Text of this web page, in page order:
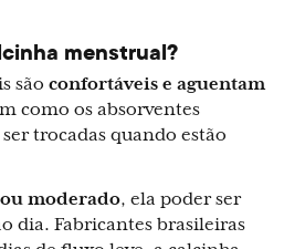
menstrual?
são confortáveis e aguentam
como os absorventes
trocadas quando estão
moderado, ela poder ser
dia. Fabricantes brasileiras